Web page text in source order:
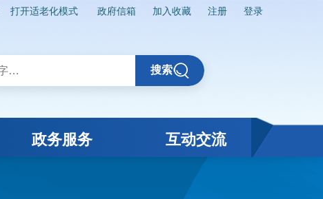
打开适老化模式 政府信箱 加入收藏 注册 登录
搜索
政务服务 互动交流